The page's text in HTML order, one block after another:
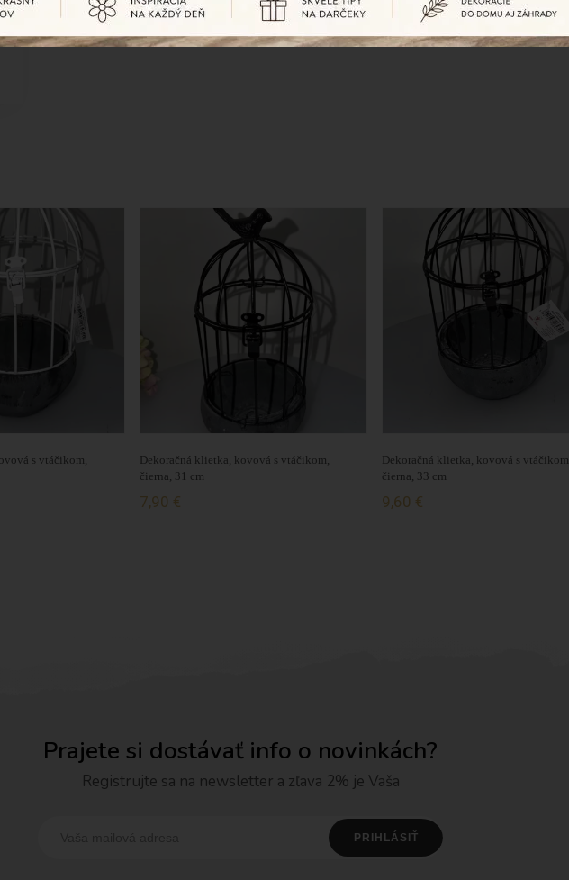
s vtáčikom,
Dekoračná klietka, kovová s vtáčikom,
čierna, 31 cm
7,90 €
Dekoračná klietka, kovová s vtáčikom,
čierna, 33 cm
9,60 €
Prajete si dostávať info o novinkách?
Registrujte sa na newsletter a zľava 2% je Vaša